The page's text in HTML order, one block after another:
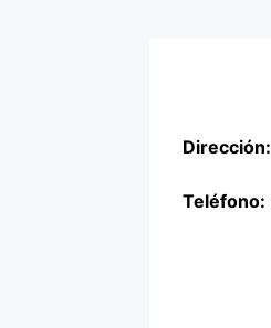
Dirección:
Teléfono: